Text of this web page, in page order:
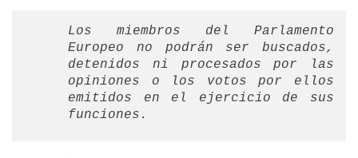
Los miembros del Parlamento
Europeo no podrán ser buscados,
detenidos ni procesados por las
opiniones o los votos por ellos
emitidos en el ejercicio de sus
funciones.